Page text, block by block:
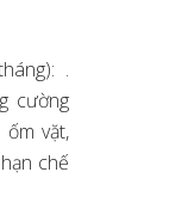
.
cường
vặt,
chế